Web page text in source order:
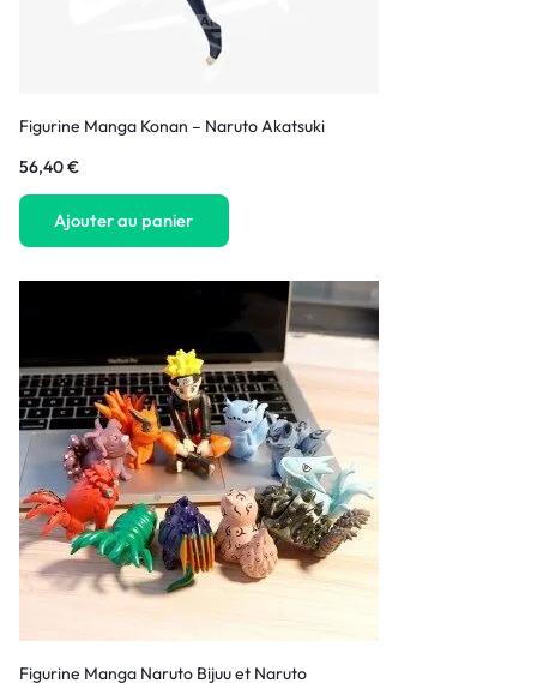
Figurine Manga Konan – Naruto Akatsuki
56,40€
Ajouter au panier
Figurine Manga Naruto Bijuu et Naruto